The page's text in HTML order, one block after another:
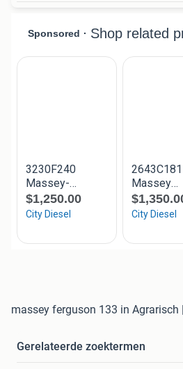
massey ferguson 133 in Agrarisch
Gerelateerde zoektermen